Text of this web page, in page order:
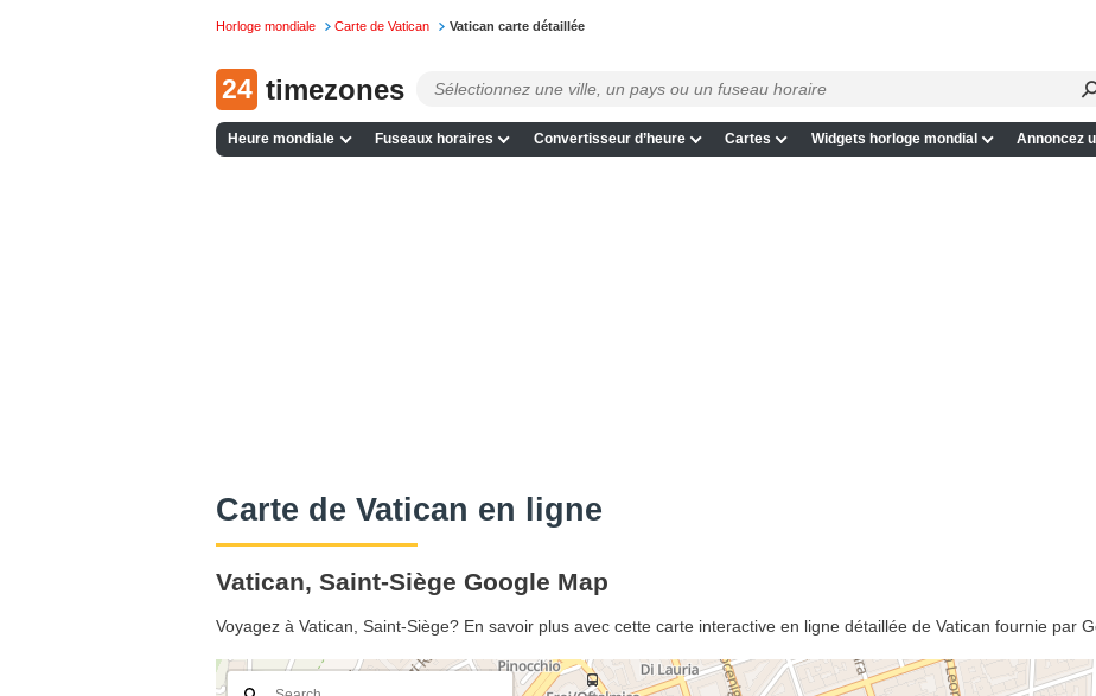
Horloge mondiale Carte de Vatican Vatican carte détaillée
24 timezones
Heure mondiale Fuseaux horaires Convertisseur d’heure Cartes Widgets horloge mondial Annoncez
Carte de Vatican en ligne
Vatican, Saint-Siège Google Map
Voyagez à Vatican, Saint-Siège? En savoir plus avec cette carte interactive en ligne détaillée de Vatican fournie par